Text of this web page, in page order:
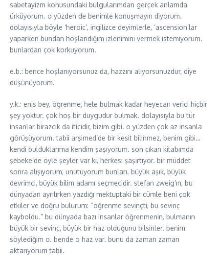
sabetayizm konusundaki bulgularımdan gerçek anlamda
ürküyorum. o yüzden de benimle konuşmayın diyorum.
dolayısıyla böyle ‘heroic’, ingilizce deyimlerle, ‘ascension’lar
yaparken bundan hoşlandığım izlenimini vermek istemiyorum.
bunlardan çok korkuyorum.
e.b.: bence hoşlanıyorsunuz da, hazzını alıyorsunuzdur, diye
düşünüyorum.
y.k.: enis bey, öğrenme, hele bulmak kadar heyecan verici hiçbir
şey yoktur. çok hoş bir duygudur bulmak. dolayısıyla bu tür
insanlar birazcık da iticidir, bizim gibi. o yüzden çok az insanla
görüşüyorum. tabii arşimed’de bir kesit bilinmez, benim gibi…
kendi bulduklarıma kendim şaşıyorum. son çıkan kitabımda
şebeke’de öyle şeyler var ki, herkesi şaşırtıyor. bir müddet
sonra alışıyorum, unutuyorum bunları. büyük aşık, büyük
devrimci, büyük bilim adamı seçmecidir. stefan zweig’ın, bu
dünyadan ayrılırken yazdığı mektuptaki bir cümle beni çok
etkiler ve doğru bulurum: “öğrenme sevinçti, bu sevinç
kayboldu.” bu dünyada bazı insanlar öğrenmenin, bulmanın
büyük bir sevinç, büyük bir haz olduğunu bilsinler. benim
söylediğim o. bende o haz var. bunu da zaman zaman
aktarıyorum tabii.